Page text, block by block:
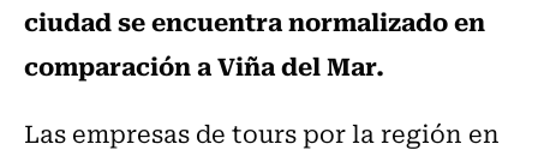
ciudad se encuentra normalizado en
comparación a Viña del Mar.
Las empresas de tours por la región en